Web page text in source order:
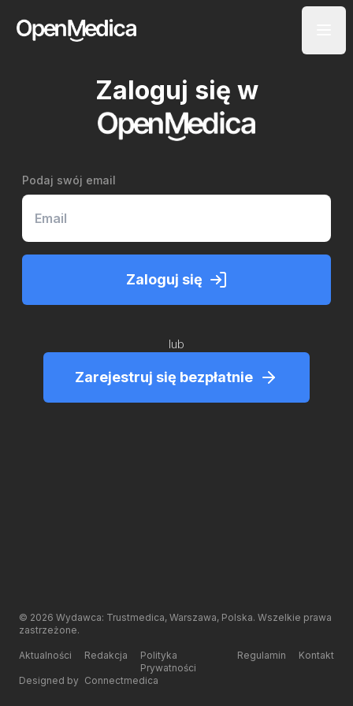
Zaloguj się w
Podaj swój email
Zaloguj się
lub
Zarejestruj się bezpłatnie
© 2026 Wydawca: Trustmedica, Warszawa, Polska. Wszelkie prawa
zastrzeżone.
Aktualności Redakcja
Polityka
Prywatności
Regulamin Kontakt
Designed by Connectmedica